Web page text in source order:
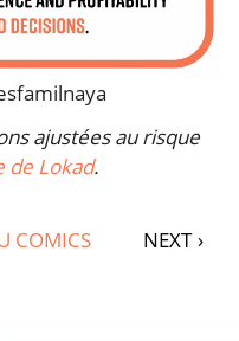
ajustées au risque
de Lokad.
COMICS NEXT ›